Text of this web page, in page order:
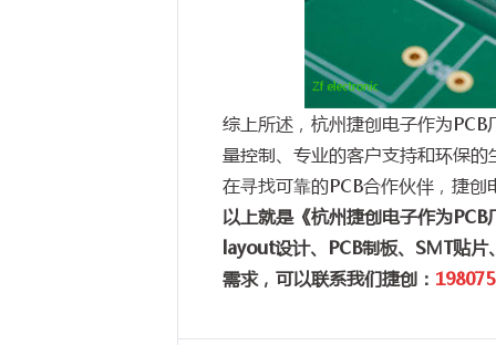
综上所述，杭州捷创电子作为
量控制、专业的客户支持和环保
在寻找可靠的PCB合作伙伴，捷
以上就是《杭州捷创电子作为
layout设计、PCB制板、SMT贴
需求，可以联系我们捷创：